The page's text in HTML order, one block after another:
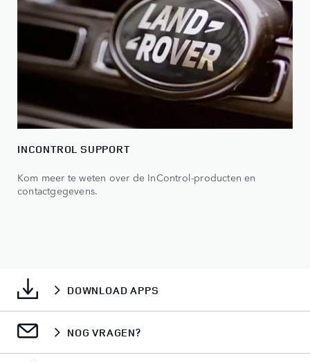
INCONTROL SUPPORT
Kom meer te weten over de InControl-producten en
contactgegevens.
DOWNLOAD APPS
NOG VRAGEN?